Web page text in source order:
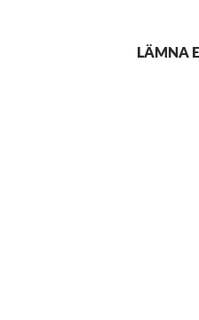
LÄMNA